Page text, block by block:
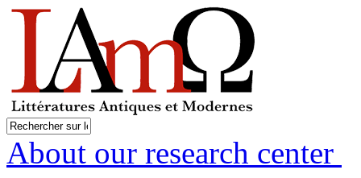
About our research center